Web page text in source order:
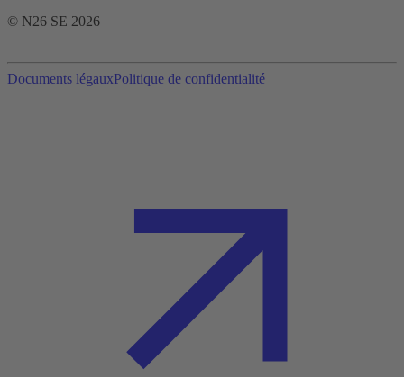
© N26 SE 2026
Documents légauxPolitique de confidentialité